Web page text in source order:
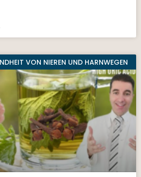
VON NIEREN UND HARNWEGEN